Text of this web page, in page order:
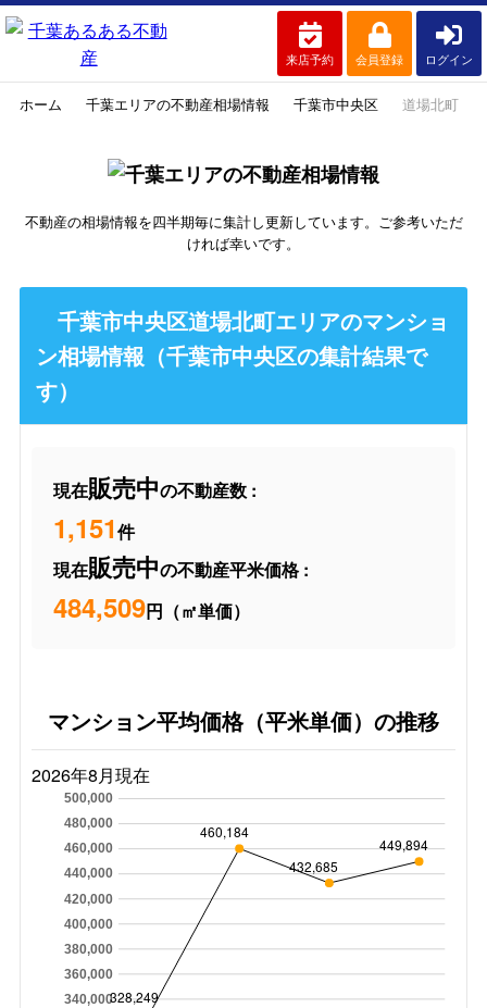
来店予約 会員登録 ログイン
ホーム 千葉エリアの不動産相場情報 千葉市中央区 道場北町
不動産の相場情報を四半期毎に集計し更新しています。ご参考いただ
ければ幸いです。
千葉市中央区道場北町エリアのマンショ
ン相場情報（千葉市中央区の集計結果で
す）
現在販売中の不動産数 :
1,151件
現在販売中の不動産平米価格 :
484,509円（㎡単価）
マンション平均価格（平米単価）の推移
2026年8月現在
340,000
360,000
380,000
400,000
420,000
440,000
460,000
480,000
500,000
328,249
460,184
432,685
449,894